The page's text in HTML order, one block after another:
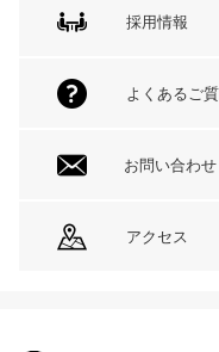
採用情報
よくあるご
お問い合わせ
アクセス